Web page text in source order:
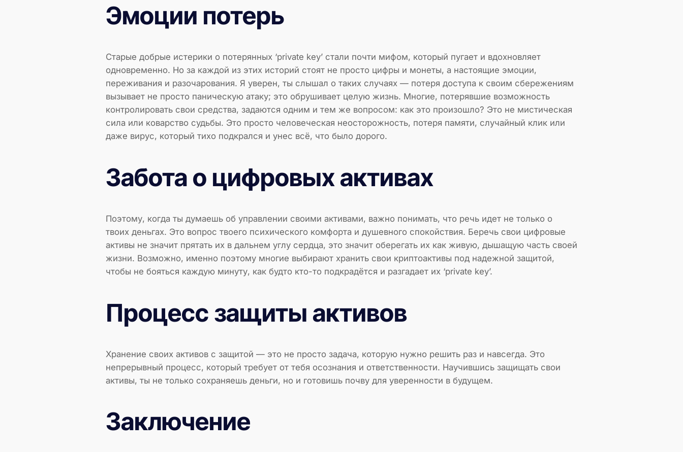
Эмоции потерь
Старые добрые истерики о потерянных ‘private key’ стали почти мифом, который пугает и вдохновляет
одновременно. Но за каждой из этих историй стоят не просто цифры и монеты, а настоящие эмоции,
переживания и разочарования. Я уверен, ты слышал о таких случаях — потеря доступа к своим сбережениям
вызывает не просто паническую атаку; это обрушивает целую жизнь. Многие, потерявшие возможность
контролировать свои средства, задаются одним и тем же вопросом: как это произошло? Это не мистическая
сила или коварство судьбы. Это просто человеческая неосторожность, потеря памяти, случайный клик или
даже вирус, который тихо подкрался и унес всё, что было дорого.
Забота о цифровых активах
Поэтому, когда ты думаешь об управлении своими активами, важно понимать, что речь идет не только о
твоих деньгах. Это вопрос твоего психического комфорта и душевного спокойствия. Беречь свои цифровые
активы не значит прятать их в дальнем углу сердца, это значит оберегать их как живую, дышащую часть своей
жизни. Возможно, именно поэтому многие выбирают хранить свои криптоактивы под надежной защитой,
чтобы не бояться каждую минуту, как будто кто-то подкрадётся и разгадает их ‘private key’.
Процесс защиты активов
Хранение своих активов с защитой — это не просто задача, которую нужно решить раз и навсегда. Это
непрерывный процесс, который требует от тебя осознания и ответственности. Научившись защищать свои
активы, ты не только сохраняешь деньги, но и готовишь почву для уверенности в будущем.
Заключение